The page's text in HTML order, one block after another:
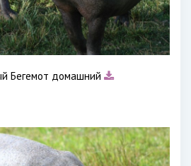
Бегемот домашний